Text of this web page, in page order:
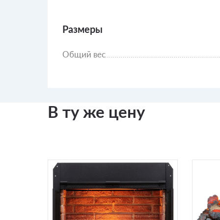
Размеры
Общий вес
В ту же цену